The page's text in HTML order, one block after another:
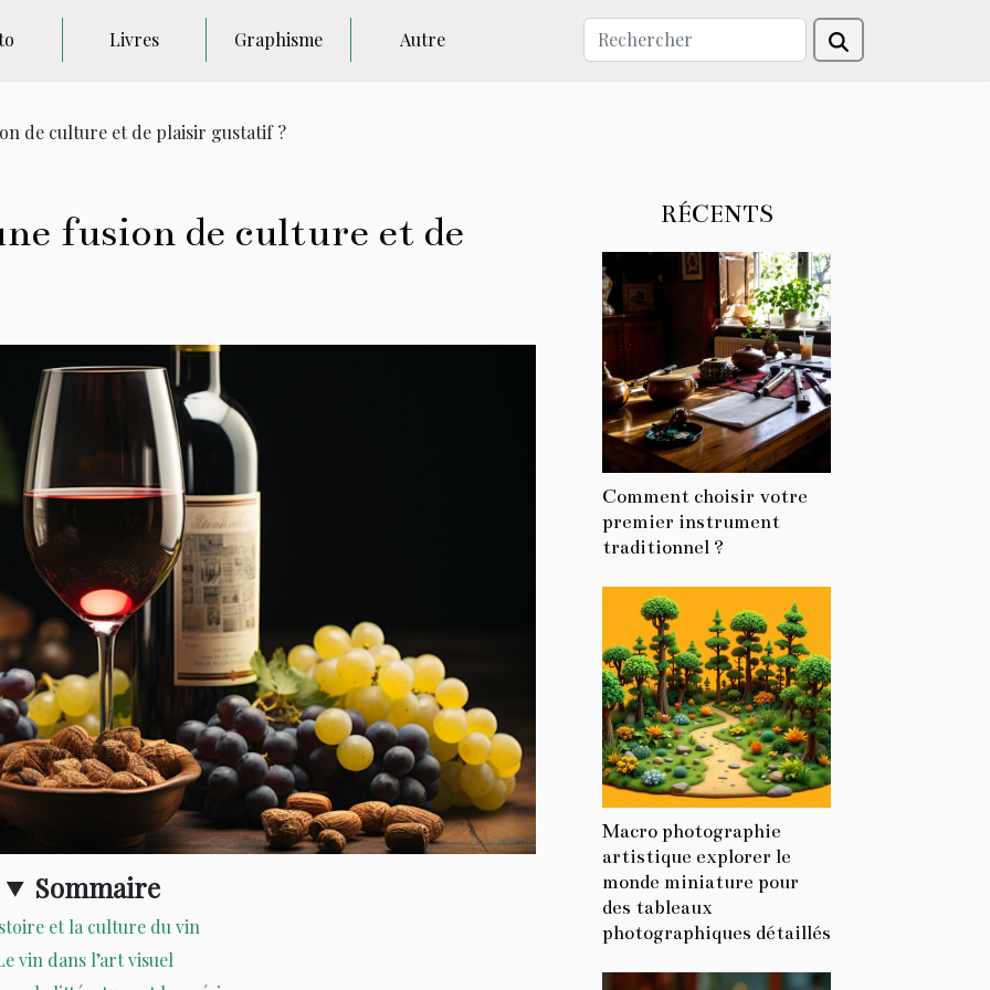
Livres Graphisme Autre
de culture et de plaisir gustatif ?
fusion de culture et de
Sommaire
et la culture du vin
vin dans l’art visuel
RÉCENTS
Comment choisir votre
premier instrument
traditionnel ?
Macro photographie
artistique explorer le
monde miniature pour
des tableaux
photographiques détaillés